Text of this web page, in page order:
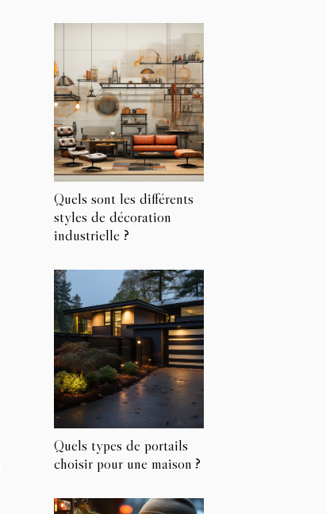
Quels sont les différents
styles de décoration
industrielle ?
Quels types de portails
choisir pour une maison ?